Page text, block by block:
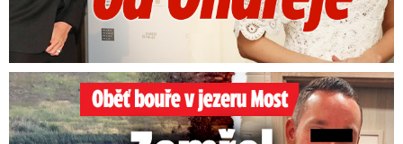
Oběť bouře v jezeru Most: Zemřel táta Dominik (†28)